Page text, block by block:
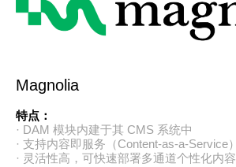
Magnolia
特点：
· DAM 模块内建于其 CMS 系统中
· 支持内容即服务（Content-as-a-Service）
· 灵活性高，可快速部署多通道个性化内容